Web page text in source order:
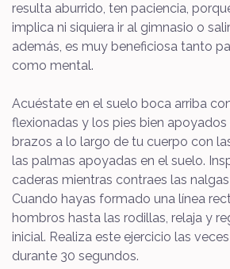
resulta aburrido, ten paciencia,
implica ni siquiera ir al gimnasio o
además, es muy beneficiosa tanto
como mental.
Acuéstate en el suelo boca arriba
flexionadas y los pies bien apoyados
brazos a lo largo de tu cuerpo con
las palmas apoyadas en el suelo.
caderas mientras contraes las
Cuando hayas formado una línea
hombros hasta las rodillas, relaja y
inicial. Realiza este ejercicio las
durante 30 segundos.